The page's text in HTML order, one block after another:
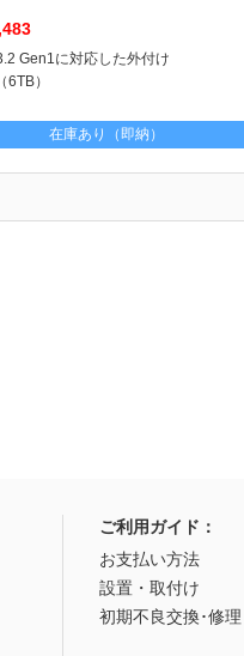
Gen1に対応した外付け
6TB）
在庫あり（即納）
ご利用ガイド：
お支払い方法
設置・取付け
初期不良交換･修理